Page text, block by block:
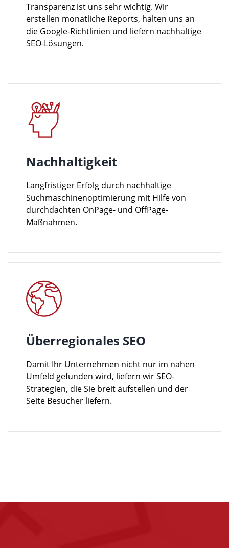
Transparenz ist uns sehr wichtig. Wir
erstellen monatliche Reports, halten uns an
die Google-Richtlinien und liefern nachhaltige
SEO-Lösungen.
Nachhaltigkeit
Langfristiger Erfolg durch nachhaltige
Suchmaschinenoptimierung mit Hilfe von
durchdachten OnPage- und OffPage-
Maßnahmen.
Überregionales SEO
Damit Ihr Unternehmen nicht nur im nahen
Umfeld gefunden wird, liefern wir SEO-
Strategien, die Sie breit aufstellen und der
Seite Besucher liefern.